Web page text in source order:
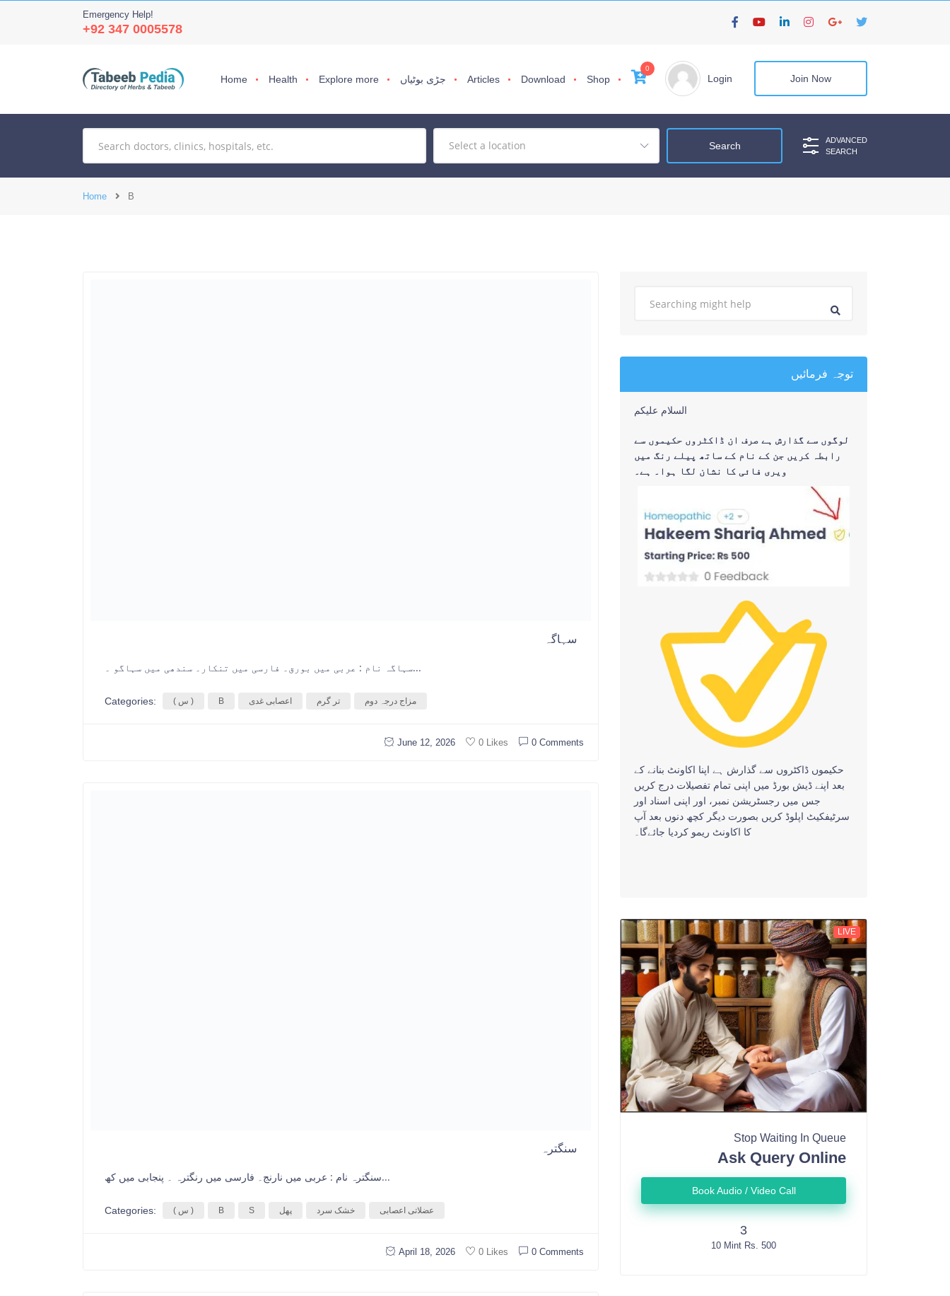
Emergency Help!
+92 347 0005578
Home Health Explore more جڑی بوٹیاں Articles Download Shop
0
Login Join Now
ADVANCED
SEARCH
Home B
سہاگہ
سہاگہ نام : عربی میں بورق۔ فارسی میں تنکار۔ سندھی میں سہاگو ۔...
Categories: ( س ) B اعصابی غدی تر گرم مزاج درجہ دوم
June 12, 2026 0 Likes 0 Comments
سنگترہ
سنگترہ نام : عربی میں نارنج۔ فارسی میں رنگترہ ۔ پنجابی میں کھ...
Categories: ( س ) B S پھل خشک سرد عضلاتی اعصابی
April 18, 2026 0 Likes 0 Comments
توجہ فرمائیں
السلام علیکم
لوگوں سے گذارش ہے صرف ان ڈاکٹروں حکیموں سے
رابطہ کریں جن کے نام کے ساتھ پیلے رنگ میں
ویری فائی کا نشان لگا ہوا۔ ہے۔
حکیموں ڈاکٹروں سے گذارش ہے اپنا اکاونٹ بنانے کے
بعد اپنے ڈیش بورڈ میں اپنی تمام تفصیلات درج کریں
جس میں رجسٹریشن نمبر، اور اپنی اسناد اور
سرٹیفکیٹ اپلوڈ کریں بصورت دیگر کچھ دنوں بعد آپ
کا اکاونٹ ریمو کردیا جائےگا۔
LIVE
Stop Waiting In Queue
Ask Query Online
Book Audio / Video Call
3
10 Mint Rs. 500